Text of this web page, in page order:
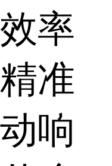
率
准
响